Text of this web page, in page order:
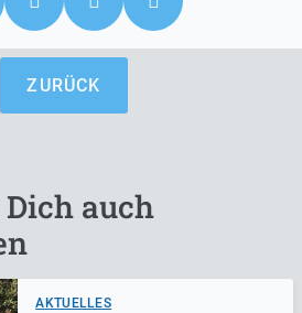
ZURÜCK
auch
AKTUELLES